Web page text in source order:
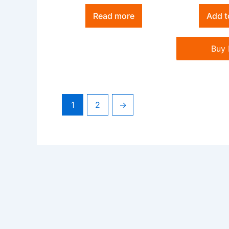
Read more Add
Buy
1 2 →